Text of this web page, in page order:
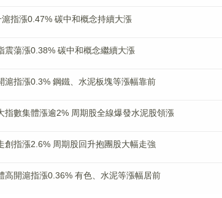
指漲0.47% 碳中和概念持續大漲
震蕩漲0.38% 碳中和概念繼續大漲
滬指漲0.3% 鋼鐵、水泥板塊等漲幅靠前
指數集體漲逾2% 周期股全線爆發水泥股領漲
創指漲2.6% 周期股回升抱團股大幅走強
高開滬指漲0.36% 有色、水泥等漲幅居前